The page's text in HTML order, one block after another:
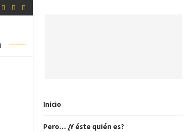
Inicio
Pero… ¿Y éste quién es?